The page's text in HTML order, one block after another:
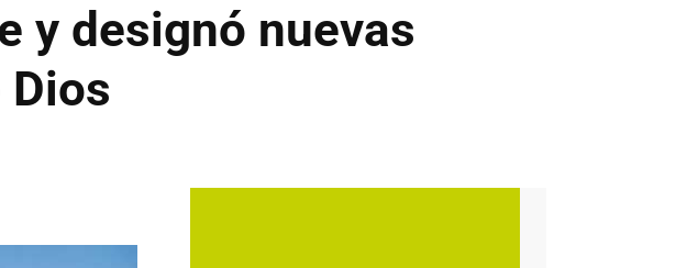
y designó nuevas